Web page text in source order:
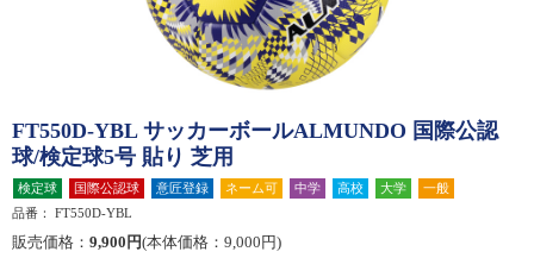
FT550D-YBL サッカーボールALMUNDO 国際公認
球/検定球5号 貼り 芝用
検定球 国際公認球 意匠登録 ネーム可 中学 高校 大学
一般
品番：
FT550D-YBL
販売価格： 9,900円(本体価格：9,000円)